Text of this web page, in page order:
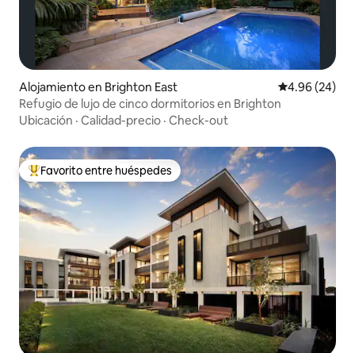
Alojamiento en Brighton East Calificación
4.96 (24)
Refugio de lujo de cinco dormitorios en Brighton
Ubicación · Calidad-precio · Check-out
Favorito entre huéspedes preferido
Favorito entre huéspedes